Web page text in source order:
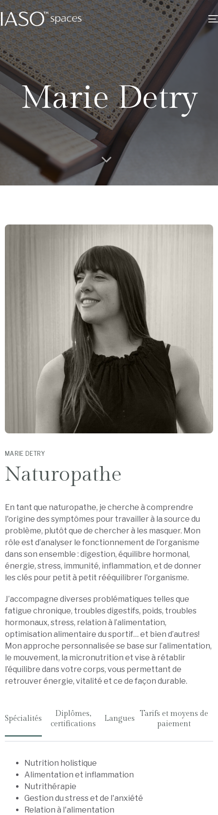
Marie Detry
MARIE DETRY
Naturopathe
En tant que naturopathe, je cherche à comprendre
l'origine des symptômes pour travailler à la source du
problème, plutôt que de chercher à les masquer. Mon
rôle est d’analyser le fonctionnement de l'organisme
dans son ensemble : digestion, équilibre hormonal,
énergie, stress, immunité, inflammation, et de donner
les clés pour petit à petit rééquilibrer l'organisme.
J’accompagne diverses problématiques telles que
fatigue chronique, troubles digestifs, poids, troubles
hormonaux, stress, relation à l’alimentation,
optimisation alimentaire du sportif… et bien d’autres!
Mon approche personnalisée se base sur l’alimentation,
le mouvement, la micronutrition et vise à rétablir
l’équilibre dans votre corps, vous permettant de
retrouver énergie, vitalité et ce de façon durable.
Spécialités
Diplômes,
certifications
Langues
Tarifs et moyens de
paiement
Nutrition holistique
Alimentation et inflammation
Nutrithérapie
Gestion du stress et de l'anxiété
Relation à l'alimentation